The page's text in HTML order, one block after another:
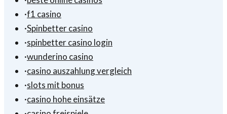
·f1 casino
·Spinbetter casino
·spinbetter casino login
·wunderino casino
·casino auszahlung vergleich
·slots mit bonus
·casino hohe einsätze